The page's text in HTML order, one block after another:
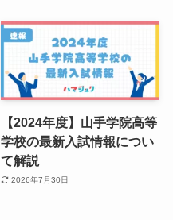
【2024年度】山手学院高等
学校の最新入試情報につい
て解説
2026年7月30日